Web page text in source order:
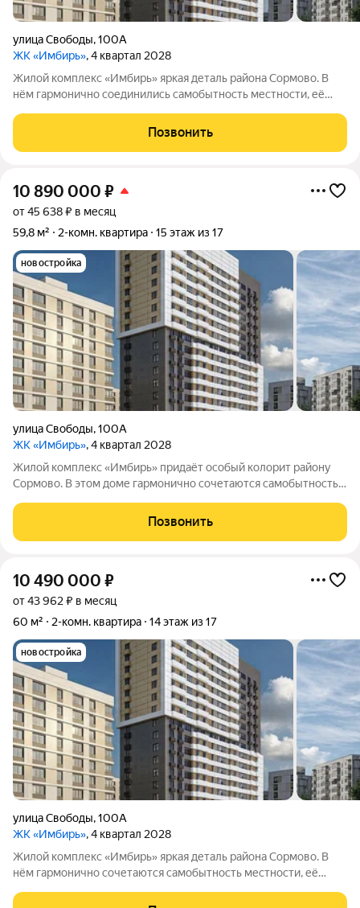
улица Свободы,100А
ЖК «Имбирь», 4 квартал 2028
Жилой комплекс «Имбирь» яркая деталь района Сормово. В
нём гармонично соединились самобытность местности, её
необходимое находится поблизости: транспортная
доступность, торговые точки, образовательные
Позвонить
10 890 000 ₽
от 45 638 ₽ в месяц
59,8 м²
2-комн. квартира 15 этаж из 17
новостройка
улица Свободы,100А
ЖК «Имбирь», 4 квартал 2028
Жилой комплекс «Имбирь» придаёт особый колорит району
Сормово. В этом доме гармонично сочетаются самобытность
стандарты комфорта. Всё необходимое находится в шаговой
доступности: транспортная
Позвонить
10 490 000 ₽
от 43 962 ₽ в месяц
60 м²
2-комн. квартира 14 этаж из 17
новостройка
улица Свободы,100А
ЖК «Имбирь», 4 квартал 2028
Жилой комплекс «Имбирь» яркая деталь района Сормово. В
нём гармонично сочетаются самобытность местности, её
Всё необходимое находится в шаговой доступности: